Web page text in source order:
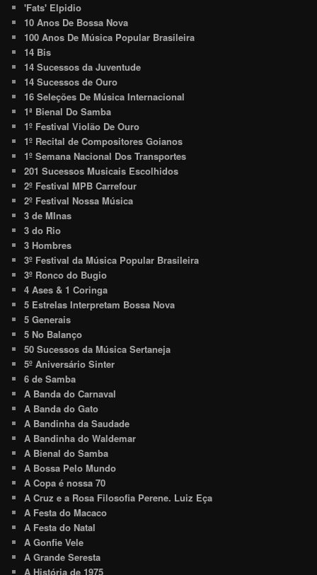
'Fats' Elpidio
10 Anos De Bossa Nova
100 Anos De Música Popular Brasileira
14 Bis
14 Sucessos da Juventude
14 Sucessos de Ouro
16 Seleções De Música Internacional
1ª Bienal Do Samba
1º Festival Violão De Ouro
1º Recital de Compositores Goianos
1º Semana Nacional Dos Transportes
201 Sucessos Musicais Escolhidos
2º Festival MPB Carrefour
2º Festival Nossa Música
3 de MInas
3 do Rio
3 Hombres
3º Festival da Música Popular Brasileira
3º Ronco do Bugio
4 Ases & 1 Coringa
5 Estrelas Interpretam Bossa Nova
5 Generais
5 No Balanço
50 Sucessos da Música Sertaneja
5º Aniversário Sinter
6 de Samba
A Banda do Carnaval
A Banda do Gato
A Bandinha da Saudade
A Bandinha do Waldemar
A Bienal do Samba
A Bossa Pelo Mundo
A Copa é nossa 70
A Cruz e a Rosa Filosofia Perene. Luiz Eça
A Festa do Macaco
A Festa do Natal
A Gonfie Vele
A Grande Seresta
A História de 1975